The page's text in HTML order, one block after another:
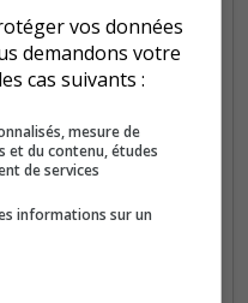
ou tu est le roi
plus CHEATER,
meilleur!!!!!
vos données
demandons votre
cas suivants :
mesure de
et du contenu, études
de services
informations sur un